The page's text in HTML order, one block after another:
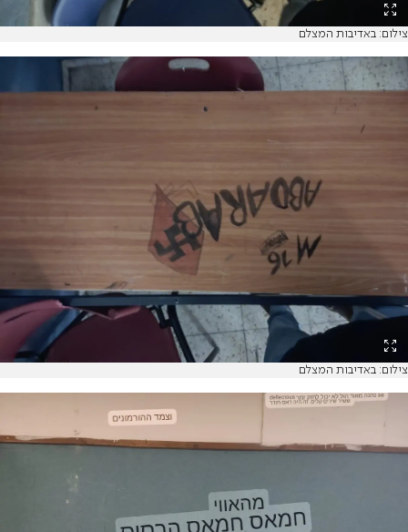
צילום: באדיבות המצלם
צילום: באדיבות המצלם